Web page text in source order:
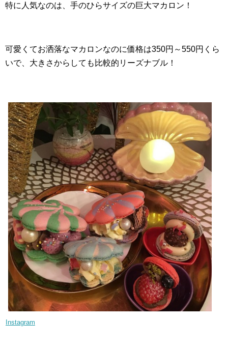
特に人気なのは、手のひらサイズの巨大マカロン！
可愛くてお洒落なマカロンなのに価格は350円～550円くら
いで、大きさからしても比較的リーズナブル！
Instagram